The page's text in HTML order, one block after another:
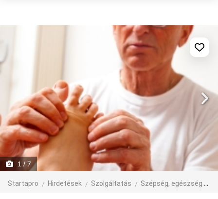
1 / 7
Startapro Hirdetések Szolgáltatás Szépség, egészség